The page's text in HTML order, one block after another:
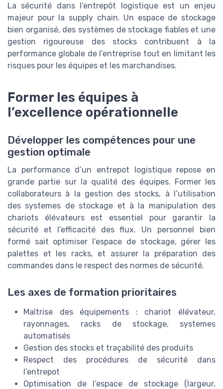
La sécurité dans l’entrepôt logistique est un enjeu
majeur pour la supply chain. Un espace de stockage
bien organisé, des systèmes de stockage fiables et une
gestion rigoureuse des stocks contribuent à la
performance globale de l’entreprise tout en limitant les
risques pour les équipes et les marchandises.
Former les équipes à
l’excellence opérationnelle
Développer les compétences pour une
gestion optimale
La performance d’un entrepot logistique repose en
grande partie sur la qualité des équipes. Former les
collaborateurs à la gestion des stocks, à l’utilisation
des systemes de stockage et à la manipulation des
chariots élévateurs est essentiel pour garantir la
sécurité et l’efficacité des flux. Un personnel bien
formé sait optimiser l’espace de stockage, gérer les
palettes et les racks, et assurer la préparation des
commandes dans le respect des normes de sécurité.
Les axes de formation prioritaires
Maîtrise des équipements : chariot élévateur,
rayonnages, racks de stockage, systemes
automatisés
Gestion des stocks et traçabilité des produits
Respect des procédures de sécurité dans
l’entrepot
Optimisation de l’espace de stockage (largeur,